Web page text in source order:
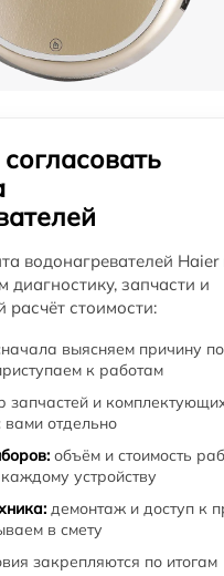
водонагревателей Haier
диагностику, запчасти и
расчёт стоимости:
выясняем причину
к работам
запчастей и
вами отдельно
объём и стоимость
устройству
демонтаж и доступ к
в смету
закрепляются по итогам